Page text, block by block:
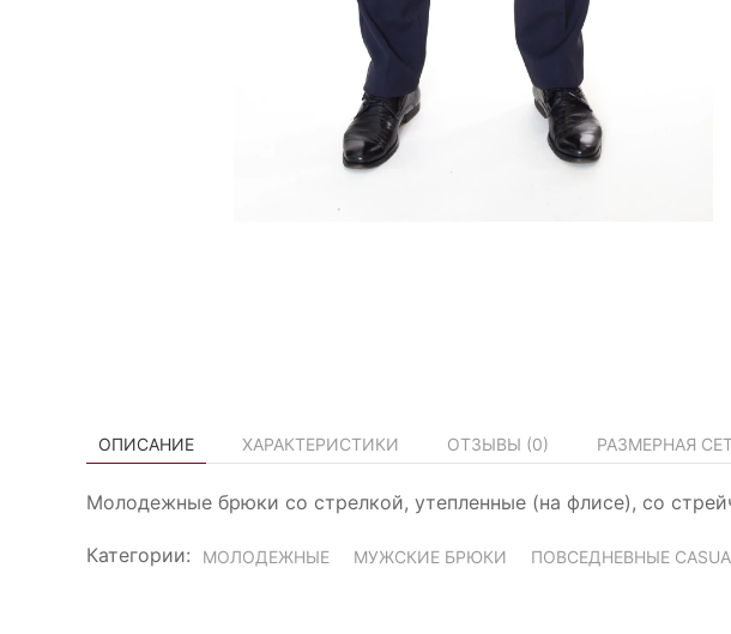
ОПИСАНИЕ ХАРАКТЕРИСТИКИ ОТЗЫВЫ (0) РАЗМЕРНАЯ
Молодежные брюки со стрелкой, утепленные (на флисе), со
Категории: МОЛОДЕЖНЫЕ МУЖСКИЕ БРЮКИ ПОВСЕДНЕВНЫЕ